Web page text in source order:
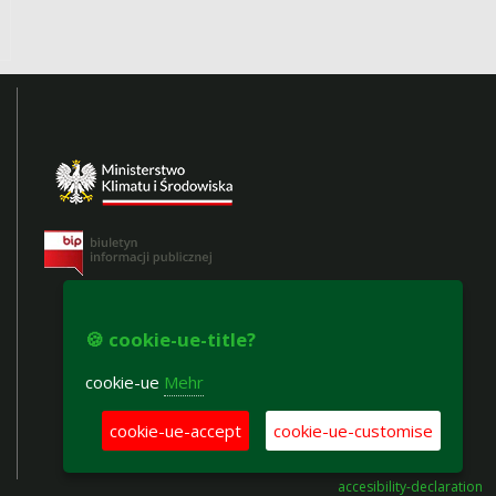
accesibility-declaration
🍪 cookie-ue-title?
cookie-ue Mehr
cookie-ue-accept cookie-ue-customise